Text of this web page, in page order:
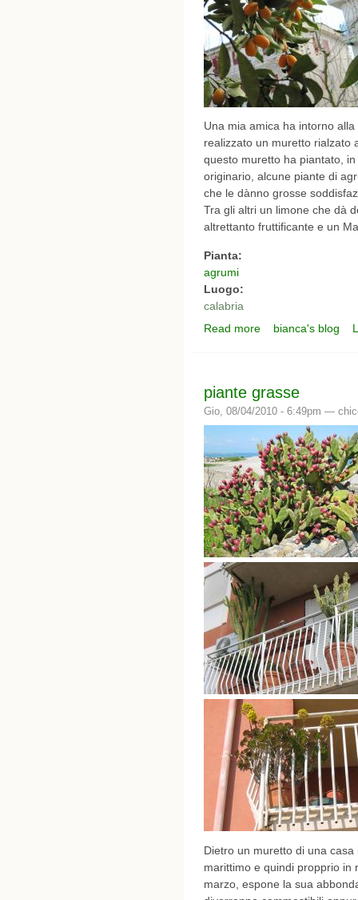
Una mia amica ha intorno
realizzato un muretto rialzato
questo muretto ha piantato,
originario, alcune piante di
che le dànno grosse
Tra gli altri un limone che dà
altrettanto fruttificante e un
Pianta:
agrumi
Luogo:
calabria
Read more about agrumi in vaso
bianca's blog
piante grasse
Gio, 08/04/2010 - 6:49pm —
Dietro un muretto di una
marittimo e quindi propprio in
marzo, espone la sua